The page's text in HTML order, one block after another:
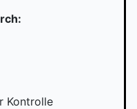
Kontrolle